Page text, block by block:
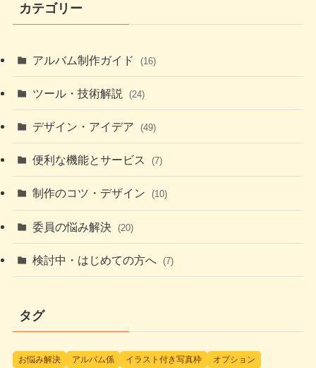
カテゴリー
アルバム制作ガイド (16)
ツール・技術解説 (24)
デザイン・アイデア (49)
便利な機能とサービス (7)
制作のコツ・デザイン (10)
委員の悩み解決 (20)
検討中・はじめての方へ (7)
タグ
お悩み解決 アルバム係 イラスト付き写真枠
オプション